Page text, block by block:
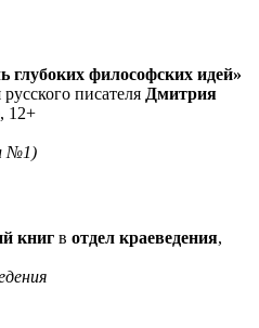
глубоких философских идей»
писателя Дмитрия
12+
№1)
книг в отдел краеведения,